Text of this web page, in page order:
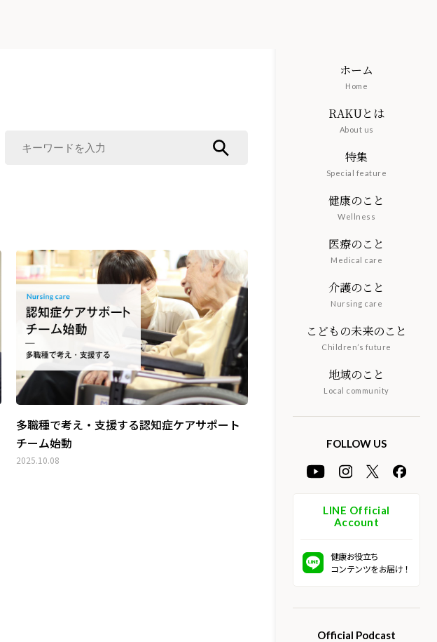
多職種で考え・支援する認知症ケアサポート
チーム始動
2025.10.08
ホーム
Home
RAKUとは
About us
特集
Special feature
健康のこと
Wellness
医療のこと
Medical care
介護のこと
Nursing care
こどもの未来のこと
Children’s future
地域のこと
Local community
FOLLOW US
LINE Official
Account
健康お役立ち
コンテンツをお届け！
Official Podcast